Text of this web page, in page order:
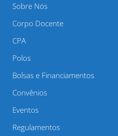
Sobre Nós
Corpo Docente
CPA
Polos
Bolsas e Financiamentos
Convênios
Eventos
Regulamentos